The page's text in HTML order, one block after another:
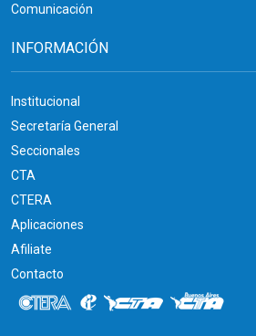
Comunicación
INFORMACIÓN
Institucional
Secretaría General
Seccionales
CTA
CTERA
Aplicaciones
Afiliate
Contacto